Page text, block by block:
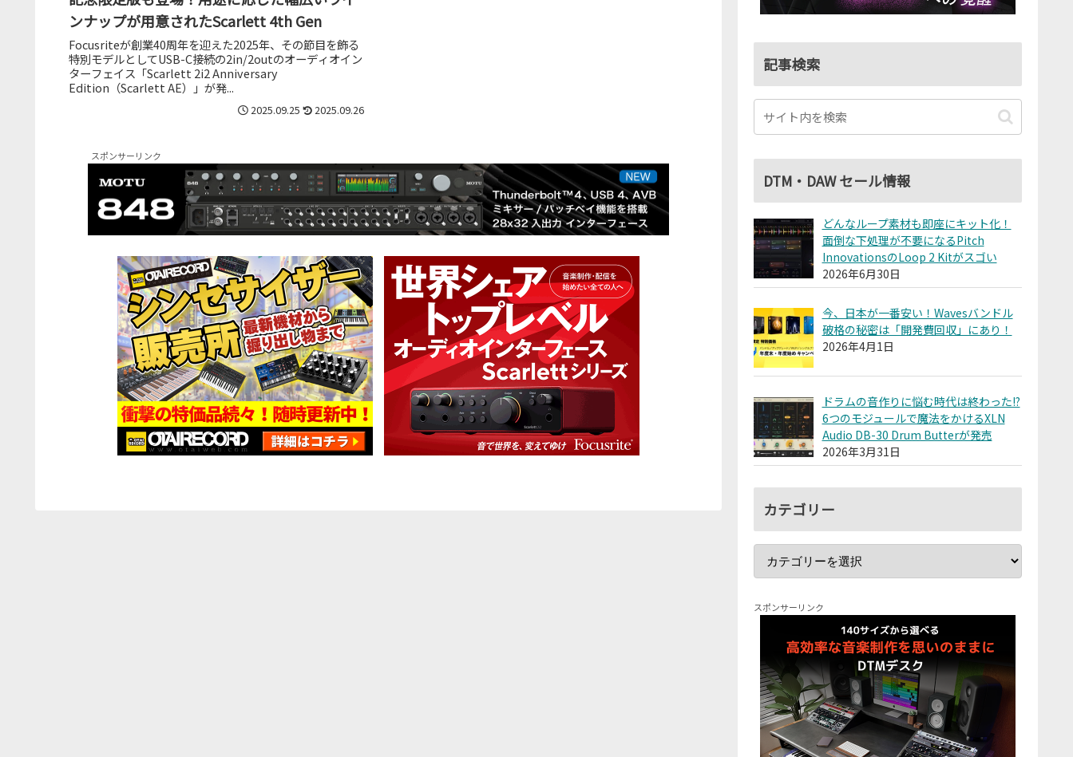
ンナップが用意されたScarlett 4th Gen
Focusriteが創業40周年を迎えた2025年、その節目を飾る
特別モデルとしてUSB-C接続の2in/2outのオーディオイン
ターフェイス「Scarlett 2i2 Anniversary
Edition（Scarlett AE）」が発...
2025.09.25 2025.09.26
スポンサーリンク
記事検索
DTM・DAW セール情報
どんなループ素材も即座にキット化！
面倒な下処理が不要になるPitch
InnovationsのLoop 2 Kitがスゴい
2026年6月30日
今、日本が一番安い！Wavesバンドル
破格の秘密は「開発費回収」にあり！
2026年4月1日
ドラムの音作りに悩む時代は終わった!?
6つのモジュールで魔法をかけるXLN
Audio DB-30 Drum Butterが発売
2026年3月31日
カテゴリー
スポンサーリンク